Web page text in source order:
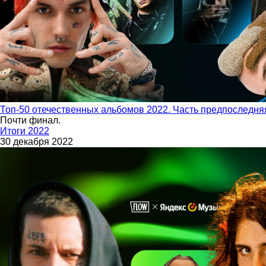
Топ-50 отечественных альбомов 2022. Часть
Почти финал.
Итоги 2022
30 декабря 2022